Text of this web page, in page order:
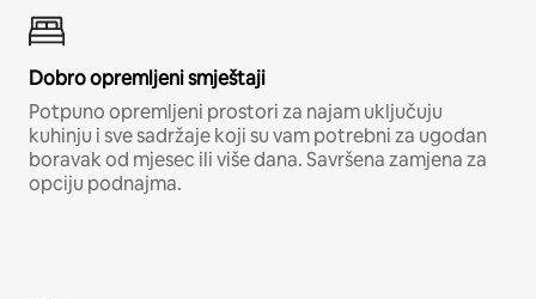
Dobro opremljeni smještaji
Potpuno opremljeni prostori za najam uključuju
kuhinju i sve sadržaje koji su vam potrebni za ugodan
boravak od mjesec ili više dana. Savršena zamjena za
opciju podnajma.